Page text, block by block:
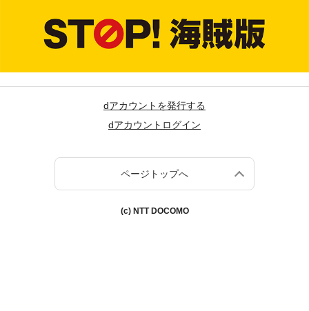
dアカウントを発行する
dアカウントログイン
ページトップへ
(c) NTT DOCOMO